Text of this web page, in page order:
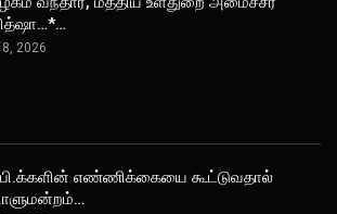
2026
எண்ணிக்கையை கூட்டுவதால்